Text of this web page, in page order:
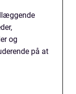
og
på at